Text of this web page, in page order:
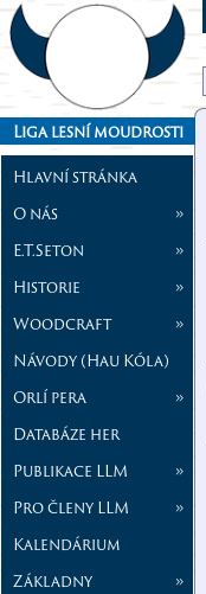
Liga lesní moudrosti
Hlavní stránka
O nás
»
E.T.Seton
»
Historie
»
Woodcraft
»
Návody (Hau Kóla)
Orlí pera
»
Databáze her
Publikace LLM
»
Pro členy LLM
»
Kalendárium
Základny
»